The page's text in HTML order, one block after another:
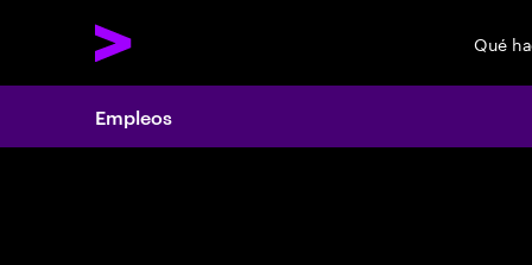
Qué
Empleos